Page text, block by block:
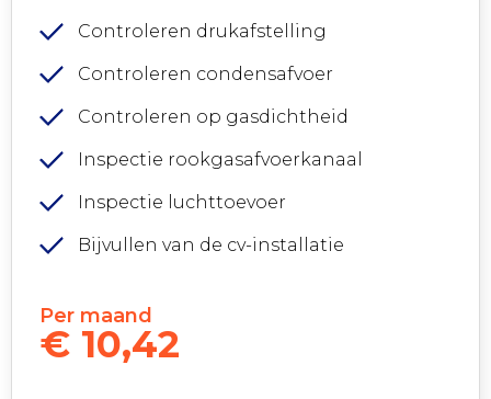
Controleren drukafstelling
Controleren condensafvoer
Controleren op gasdichtheid
Inspectie rookgasafvoerkanaal
Inspectie luchttoevoer
Bijvullen van de cv-installatie
Per maand
€ 10,42